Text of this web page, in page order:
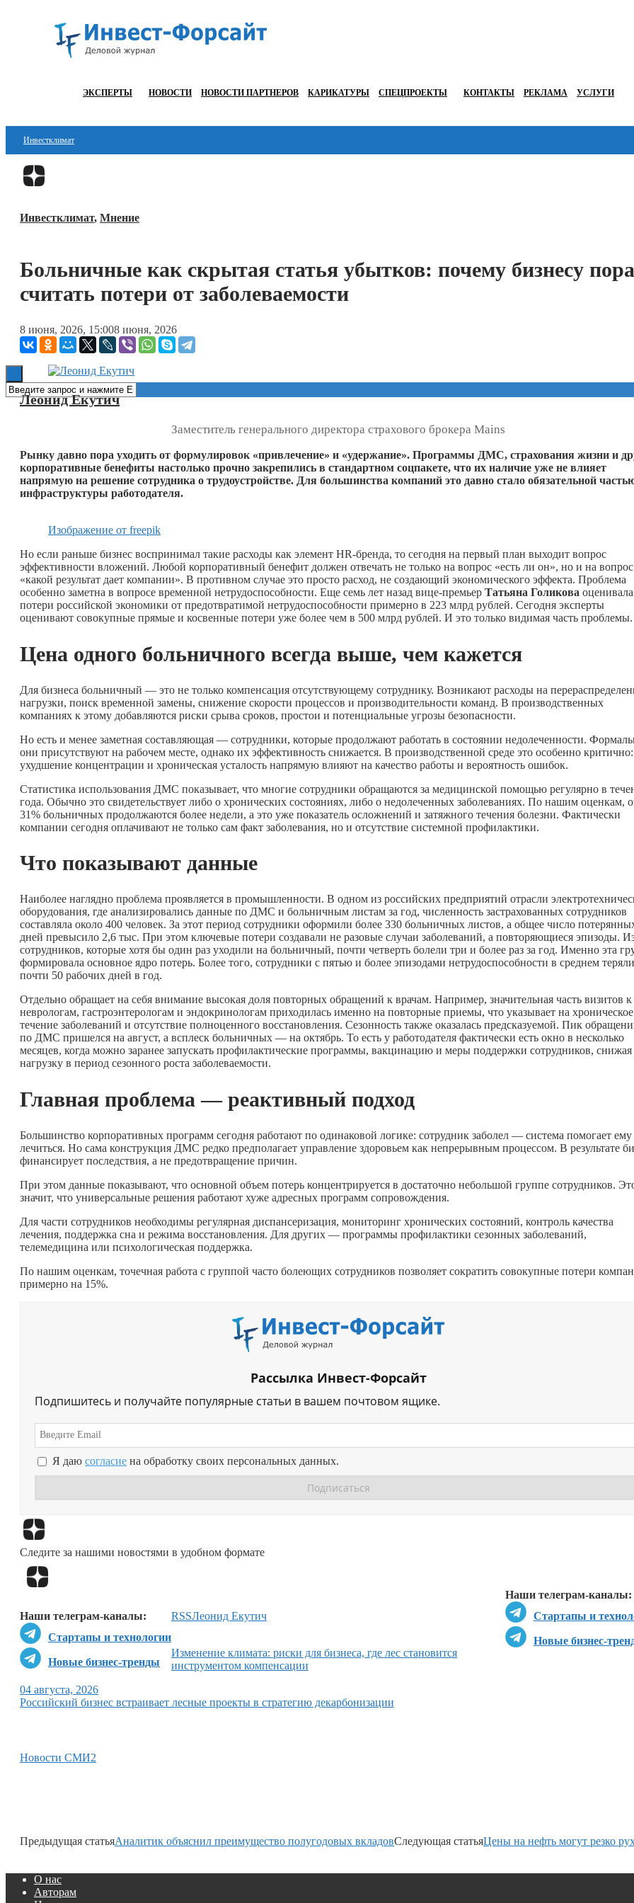
ЭКСПЕРТЫ НОВОСТИ НОВОСТИ ПАРТНЕРОВ КАРИКАТУРЫ СПЕЦПРОЕКТЫ КОНТАКТЫ РЕКЛАМА УСЛУГИ
Инвестклимат
Финансы
Блокчейн
Книги
Инвестклимат, Мнение
Больничные как скрытая статья убытков: почему бизнесу пора
считать потери от заболеваемости
8 июня, 2026, 15:008 июня, 2026
Леонид Екутич
Заместитель генерального директора страхового брокера Mains
Рынку давно пора уходить от формулировок «привлечение» и «удержание». Программы ДМС, страхования жизни и
корпоративные бенефиты настолько прочно закрепились в стандартном соцпакете, что их наличие уже не влияет
напрямую на решение сотрудника о трудоустройстве. Для большинства компаний это давно стало обязательной
инфраструктуры работодателя.
Изображение от freepik
Но если раньше бизнес воспринимал такие расходы как элемент HR-бренда, то сегодня на первый план выходит вопрос
эффективности вложений. Любой корпоративный бенефит должен отвечать не только на вопрос «есть ли он», но и на вопрос
«какой результат дает компании». В противном случае это просто расход, не создающий экономического эффекта. Проблема
особенно заметна в вопросе временной нетрудоспособности. Еще семь лет назад вице-премьер Татьяна Голикова оценивала
потери российской экономики от предотвратимой нетрудоспособности примерно в 223 млрд рублей. Сегодня эксперты
оценивают совокупные прямые и косвенные потери уже более чем в 500 млрд рублей. И это только видимая часть проблемы.
Цена одного больничного всегда выше, чем кажется
Для бизнеса больничный — это не только компенсация отсутствующему сотруднику. Возникают расходы на
нагрузки, поиск временной замены, снижение скорости процессов и производительности команд. В производственных
компаниях к этому добавляются риски срыва сроков, простои и потенциальные угрозы безопасности.
Но есть и менее заметная составляющая — сотрудники, которые продолжают работать в состоянии недолеченности.
они присутствуют на рабочем месте, однако их эффективность снижается. В производственной среде это особенно критично:
ухудшение концентрации и хроническая усталость напрямую влияют на качество работы и вероятность ошибок.
Статистика использования ДМС показывает, что многие сотрудники обращаются за медицинской помощью регулярно в
года. Обычно это свидетельствует либо о хронических состояниях, либо о недолеченных заболеваниях. По нашим оценкам,
31% больничных продолжаются более недели, а это уже показатель осложнений и затяжного течения болезни. Фактически
компании сегодня оплачивают не только сам факт заболевания, но и отсутствие системной профилактики.
Что показывают данные
Наиболее наглядно проблема проявляется в промышленности. В одном из российских предприятий отрасли
оборудования, где анализировались данные по ДМС и больничным листам за год, численность застрахованных сотрудников
составляла около 400 человек. За этот период сотрудники оформили более 330 больничных листов, а общее число
дней превысило 2,6 тыс. При этом ключевые потери создавали не разовые случаи заболеваний, а повторяющиеся эпизоды.
сотрудников, которые хотя бы один раз уходили на больничный, почти четверть болели три и более раз за год. Именно эта
формировала основное ядро потерь. Более того, сотрудники с пятью и более эпизодами нетрудоспособности в среднем теряли
почти 50 рабочих дней в год.
Отдельно обращает на себя внимание высокая доля повторных обращений к врачам. Например, значительная часть визитов к
неврологам, гастроэнтерологам и эндокринологам приходилась именно на повторные приемы, что указывает на хроническое
течение заболеваний и отсутствие полноценного восстановления. Сезонность также оказалась предсказуемой. Пик
по ДМС пришелся на август, а всплеск больничных — на октябрь. То есть у работодателя фактически есть окно в несколько
месяцев, когда можно заранее запускать профилактические программы, вакцинацию и меры поддержки сотрудников, снижая
нагрузку в период сезонного роста заболеваемости.
Главная проблема — реактивный подход
Большинство корпоративных программ сегодня работают по одинаковой логике: сотрудник заболел — система помогает ему
лечиться. Но сама конструкция ДМС редко предполагает управление здоровьем как непрерывным процессом. В результате
финансирует последствия, а не предотвращение причин.
При этом данные показывают, что основной объем потерь концентрируется в достаточно небольшой группе сотрудников.
значит, что универсальные решения работают хуже адресных программ сопровождения.
Для части сотрудников необходимы регулярная диспансеризация, мониторинг хронических состояний, контроль качества
лечения, поддержка сна и режима восстановления. Для других — программы профилактики сезонных заболеваний,
телемедицина или психологическая поддержка.
По нашим оценкам, точечная работа с группой часто болеющих сотрудников позволяет сократить совокупные потери
примерно на 15%.
Рассылка Инвест-Форсайт
Подпишитесь и получайте популярные статьи в вашем почтовом ящике.
Я даю согласие на обработку своих персональных данных.
Следите за нашими новостями в удобном формате
Наши телеграм-каналы:
Стартапы и
Новые бизнес-
Наши телеграм-каналы:
Стартапы и технологии
Новые бизнес-тренды
RSSЛеонид Екутич
Изменение климата: риски для бизнеса, где лес становится
инструментом компенсации
04 августа, 2026
Российский бизнес встраивает лесные проекты в стратегию декарбонизации
Новости СМИ2
Предыдущая статьяАналитик объяснил преимущество полугодовых вкладовСледующая статьяЦены на нефть могут резко
О нас
Авторам